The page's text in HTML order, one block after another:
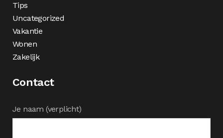
Tips
Uncategorized
Vakantie
Wonen
Zakelijk
Contact
Je naam (verplicht)